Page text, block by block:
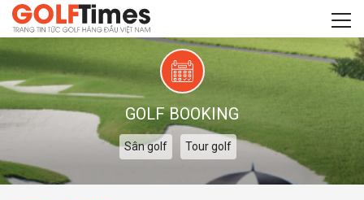
GOLF BOOKING
Sân golf Tour golf